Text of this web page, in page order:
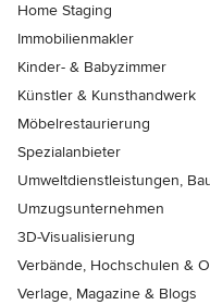
Home Staging
Immobilienmakler
Kinder- & Babyzimmer
Künstler & Kunsthandwerk
Möbelrestaurierung
Spezialanbieter
Umweltdienstleistungen,
Umzugsunternehmen
3D-Visualisierung
Verbände, Hochschulen &
Verlage, Magazine & Blogs